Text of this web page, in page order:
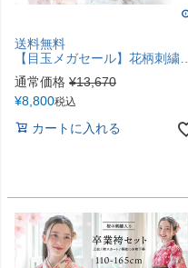
送料無料
【目玉メガセール】花柄刺繍チュールレース着物とバラ生地被布セット 3才 女の子 七五三 753 TAK キャサリンコテージ
通常価格 ¥13,670
¥8,800税込
カートに入れる